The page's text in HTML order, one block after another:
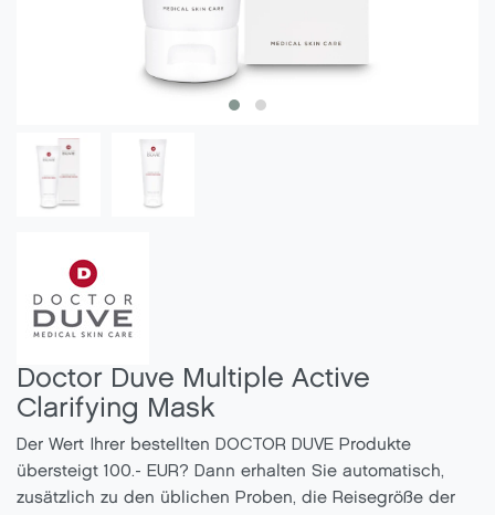
Doctor Duve Multiple Active
Clarifying Mask
Der Wert Ihrer bestellten DOCTOR DUVE Produkte
übersteigt 100.- EUR? Dann erhalten Sie automatisch,
zusätzlich zu den üblichen Proben, die Reisegröße der